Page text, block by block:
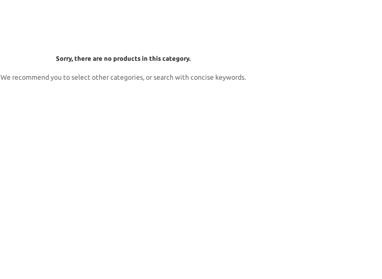
Sorry, there are no products in this category.
We recommend you to select other categories, or search with concise keywords.